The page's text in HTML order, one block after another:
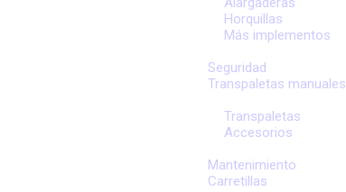
Horquillas
Más implementos
Seguridad
Transpaletas manuales
Transpaletas
Accesorios
Mantenimiento
Carretillas